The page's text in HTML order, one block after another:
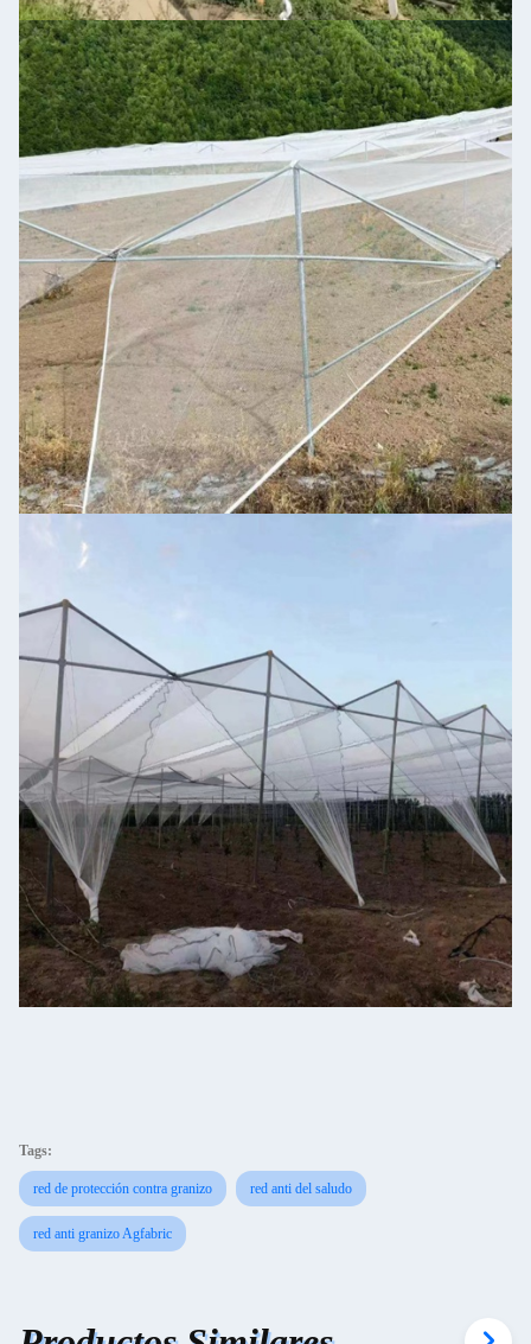
Tags:
red de protección contra granizo red anti del saludo
red anti granizo Agfabric